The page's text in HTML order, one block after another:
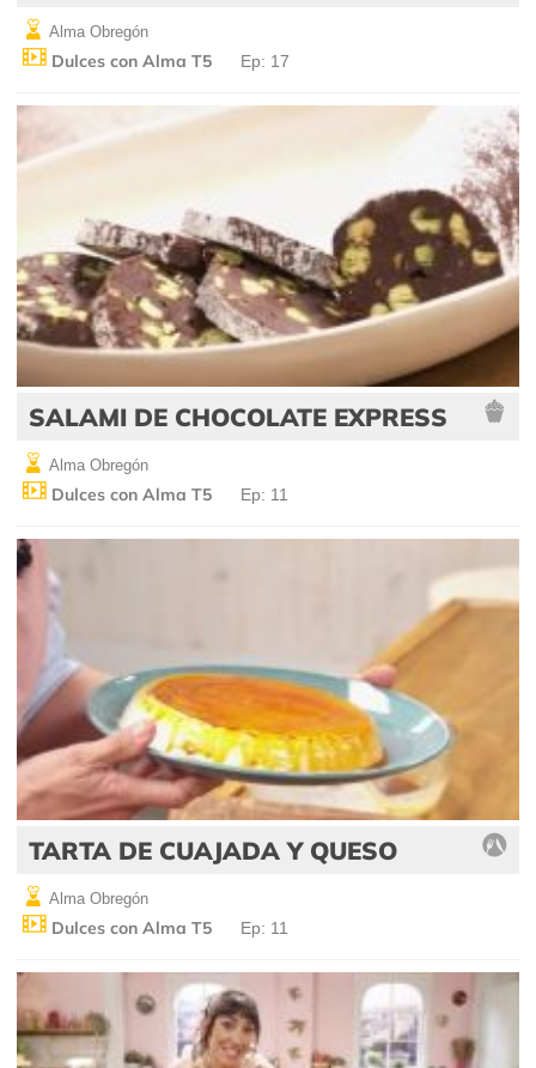
Alma Obregón
Dulces con Alma T5 Ep: 17
SALAMI DE CHOCOLATE EXPRESS
Alma Obregón
Dulces con Alma T5 Ep: 11
TARTA DE CUAJADA Y QUESO
Alma Obregón
Dulces con Alma T5 Ep: 11